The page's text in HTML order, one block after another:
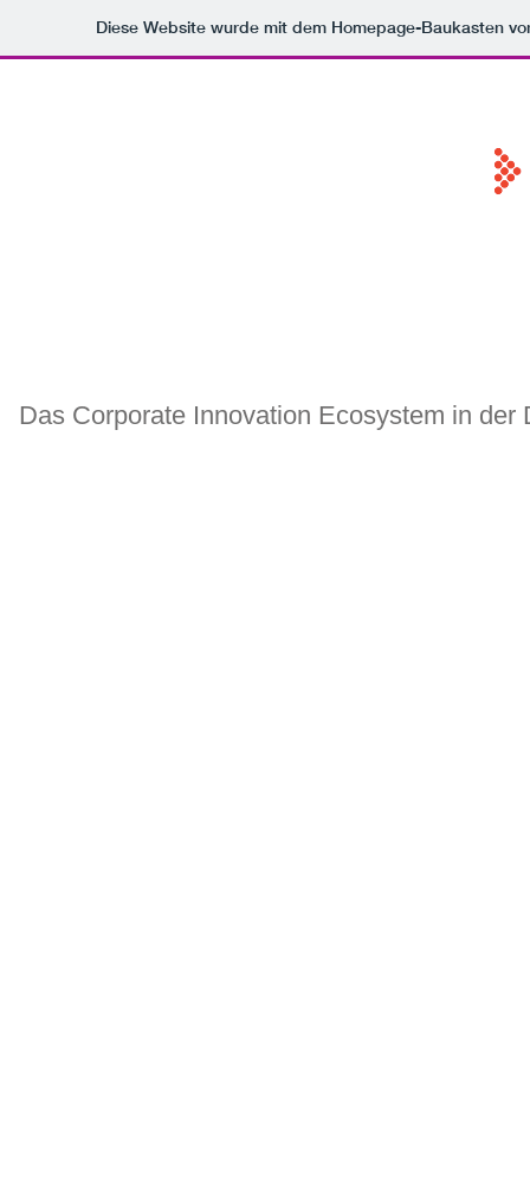
Diese Website wurde mit dem Homepage-Baukasten
Das Corporate Innovation Ecosystem in der